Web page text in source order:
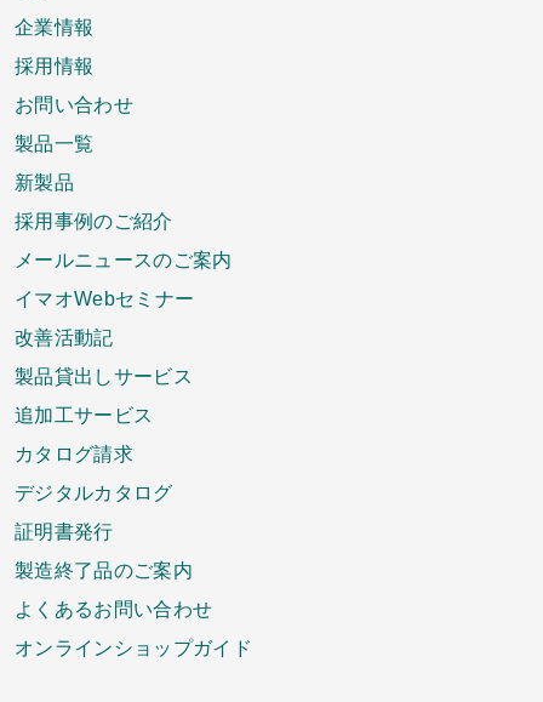
企業情報
採用情報
お問い合わせ
製品一覧
新製品
採用事例のご紹介
メールニュースのご案内
イマオWebセミナー
改善活動記
製品貸出しサービス
追加工サービス
カタログ請求
デジタルカタログ
証明書発行
製造終了品のご案内
よくあるお問い合わせ
オンラインショップガイド